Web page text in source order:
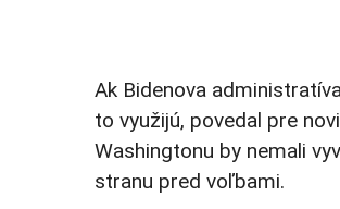
Ak Bidenova
to využijú, povedal pre
Washingtonu by nemali
stranu pred voľbami.